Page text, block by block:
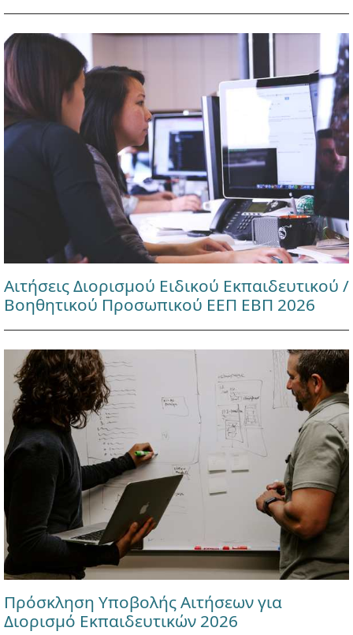
Αιτήσεις Διορισμού Ειδικού Εκπαιδευτικού /
Βοηθητικού Προσωπικού ΕΕΠ ΕΒΠ 2026
Πρόσκληση Υποβολής Αιτήσεων για
Διορισμό Εκπαιδευτικών 2026